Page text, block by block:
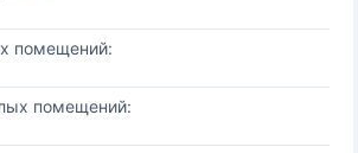
помещений:
помещений: